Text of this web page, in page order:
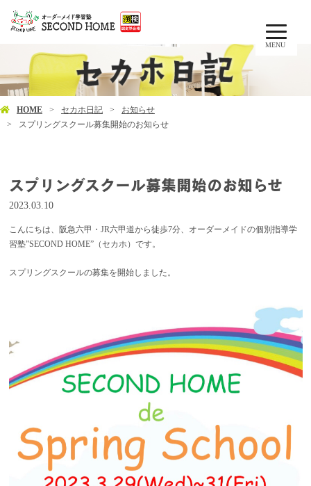
MENU
HOME セカホ日記
お知らせ
スプリングスクール募集開始のお知らせ
スプリングスクール募集開始のお知らせ
2023.03.10
こんにちは、阪急六甲・JR六甲道から徒歩7分、オーダーメイドの個別指導学
習塾”SECOND HOME”（セカホ）です。
スプリングスクールの募集を開始しました。